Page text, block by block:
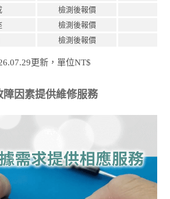
檢測後報價
檢測後報價
檢測後報價
更新，單位NT$
障因素提供維修服務